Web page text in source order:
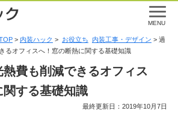
MENU
> 内装ハック > お役立ち 内装工事・デザイン > 過
るオフィスへ！窓の断熱に関する基礎知識
費も削減できるオフィス
する基礎知識
最終更新日：2019年10月7日